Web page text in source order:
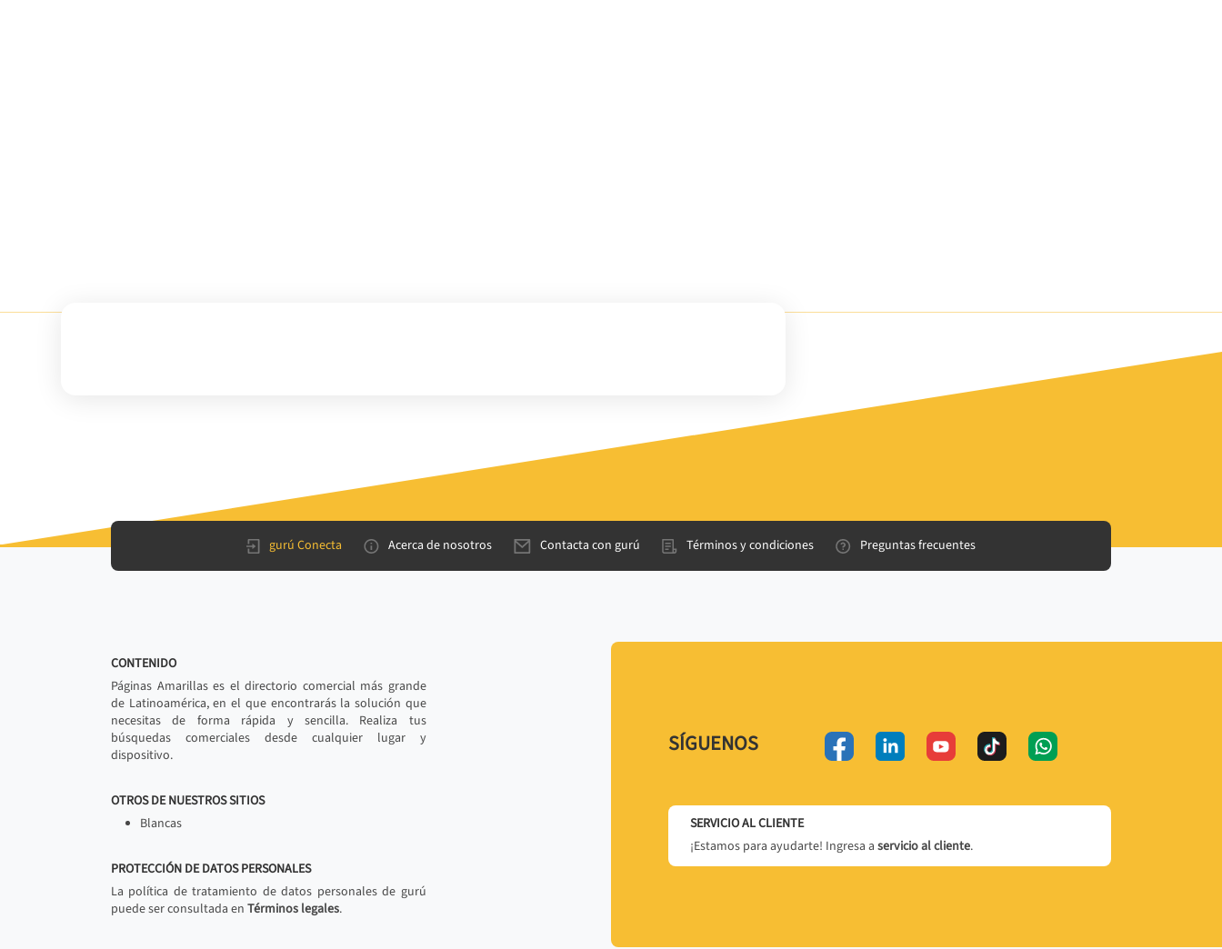
gurú Conecta Acerca de nosotros Contacta con gurú Términos y condiciones Preguntas frecuentes
CONTENIDO
Páginas Amarillas es el directorio comercial más grande
de Latinoamérica, en el que encontrarás la solución que
necesitas de forma rápida y sencilla. Realiza tus
búsquedas comerciales desde cualquier lugar y
dispositivo.
OTROS DE NUESTROS SITIOS
Blancas
PROTECCIÓN DE DATOS PERSONALES
La política de tratamiento de datos personales de gurú
puede ser consultada en Términos legales.
SÍGUENOS
SERVICIO AL CLIENTE
¡Estamos para ayudarte! Ingresa a servicio al cliente.